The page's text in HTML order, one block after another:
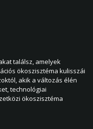
találsz, amelyek
ökoszisztéma kulisszái
akik a változás élén
technológiai
ökoszisztéma